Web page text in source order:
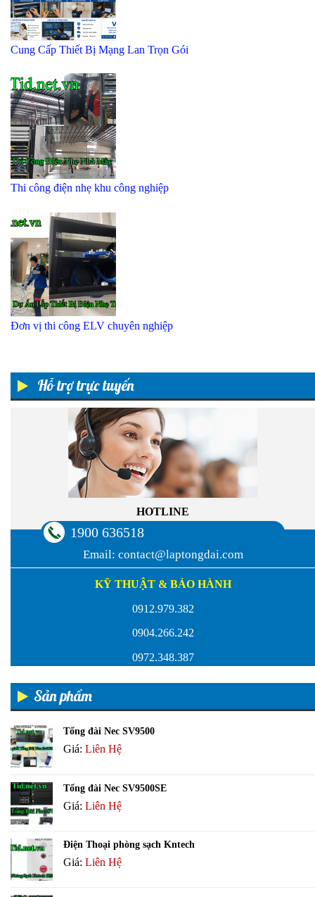
Hỗ trợ trực tuyến
HOTLINE
1900 636518
Email: contact@laptongdai.com
KỸ THUẬT & BẢO HÀNH
0912.979.382
0904.266.242
0972.348.387
Sản phẩm
Tổng đài Nec SV9500
Giá: Liên Hệ
Tổng đài Nec SV9500SE
Giá: Liên Hệ
Điện Thoại phòng sạch Kntech
Giá: Liên Hệ
Cung Cấp Thiết Bị Mạng Lan Trọn Gói
Thi công điện nhẹ khu công nghiệp
Đơn vị thi công ELV chuyên nghiệp